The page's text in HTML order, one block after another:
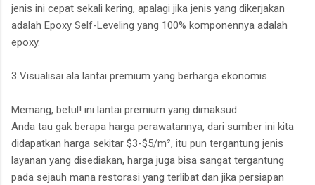
jenis ini cepat sekali kering, apalagi jika jenis yang dikerjakan
adalah Epoxy Self-Leveling yang 100% komponennya adalah
epoxy.
3 Visualisai ala lantai premium yang berharga ekonomis
Memang, betul! ini lantai premium yang dimaksud.
Anda tau gak berapa harga perawatannya, dari sumber ini kita
didapatkan harga sekitar $3-$5/m², itu pun tergantung jenis
layanan yang disediakan, harga juga bisa sangat tergantung
pada sejauh mana restorasi yang terlibat dan jika persiapan